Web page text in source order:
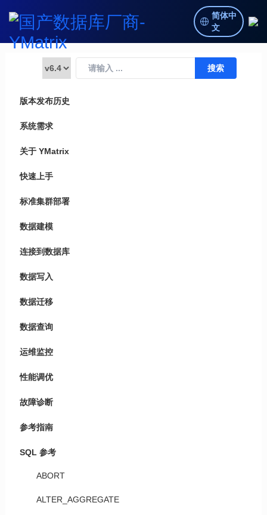
简体中
文
版本发布历史
系统需求
关于 YMatrix
快速上手
标准集群部署
数据建模
连接到数据库
数据写入
数据迁移
数据查询
运维监控
性能调优
故障诊断
参考指南
SQL 参考
ABORT
ALTER_AGGREGATE